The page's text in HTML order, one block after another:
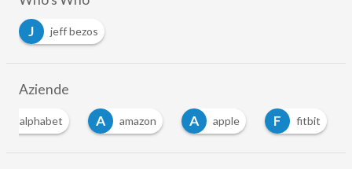
J
jeff bezos
Aziende
alphabet A amazon A apple F fitbit